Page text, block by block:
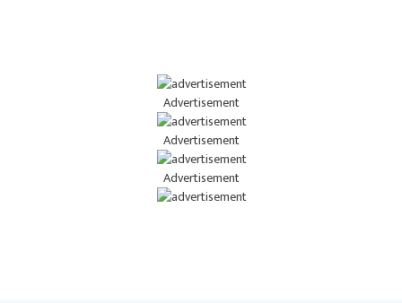
Advertisement
Advertisement
Advertisement